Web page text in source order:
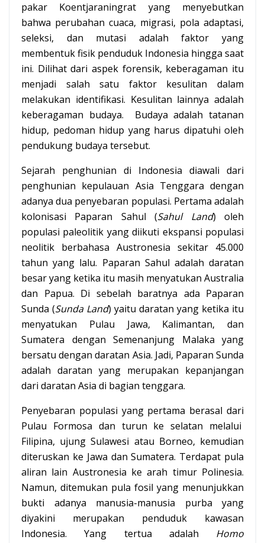
pakar Koentjaraningrat yang menyebutkan
bahwa perubahan cuaca, migrasi, pola adaptasi,
seleksi, dan mutasi adalah faktor yang
membentuk fisik penduduk Indonesia hingga saat
ini. Dilihat dari aspek forensik, keberagaman itu
menjadi salah satu faktor kesulitan dalam
melakukan identifikasi. Kesulitan lainnya adalah
keberagaman budaya. Budaya adalah tatanan
hidup, pedoman hidup yang harus dipatuhi oleh
pendukung budaya tersebut.
Sejarah penghunian di Indonesia diawali dari
penghunian kepulauan Asia Tenggara dengan
adanya dua penyebaran populasi. Pertama adalah
kolonisasi Paparan Sahul (Sahul Land) oleh
populasi paleolitik yang diikuti ekspansi populasi
neolitik berbahasa Austronesia sekitar 45.000
tahun yang lalu. Paparan Sahul adalah daratan
besar yang ketika itu masih menyatukan Australia
dan Papua. Di sebelah baratnya ada Paparan
Sunda (Sunda Land) yaitu daratan yang ketika itu
menyatukan Pulau Jawa, Kalimantan, dan
Sumatera dengan Semenanjung Malaka yang
bersatu dengan daratan Asia. Jadi, Paparan Sunda
adalah daratan yang merupakan kepanjangan
dari daratan Asia di bagian tenggara.
Penyebaran populasi yang pertama berasal dari
Pulau Formosa dan turun ke selatan melalui
Filipina, ujung Sulawesi atau Borneo, kemudian
diteruskan ke Jawa dan Sumatera. Terdapat pula
aliran lain Austronesia ke arah timur Polinesia.
Namun, ditemukan pula fosil yang menunjukkan
bukti adanya manusia-manusia purba yang
diyakini merupakan penduduk kawasan
Indonesia. Yang tertua adalah Homo